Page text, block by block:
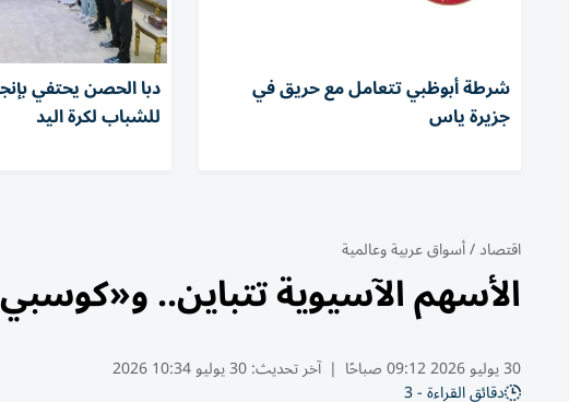
شرطة أبوظبي تتعامل مع حريق في
جزيرة ياس
دبا الحصن يحتفي
للشباب لكرة اليد
اقتصاد/أسواق عربية وعالمية
الأسهم الآسيوية تتباين.. و«كوسبي»
30 يوليو 2026 09:12 صباحًا | آخر تحديث:30 يوليو 10:34 2026
دقائق القراءة - 3